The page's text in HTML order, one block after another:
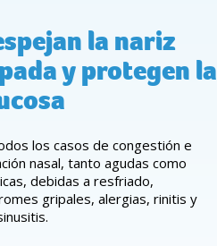
la nariz
y protegen la
los casos de congestión e
nasal, tanto agudas como
debidas a resfriado,
gripales, alergias, rinitis y